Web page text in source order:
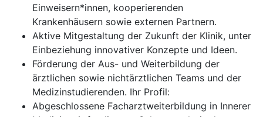
Einweisern*innen, kooperierenden
Krankenhäusern sowie externen Partnern.
Aktive Mitgestaltung der Zukunft der Klinik, unter
Einbeziehung innovativer Konzepte und Ideen.
Förderung der Aus- und Weiterbildung der
ärztlichen sowie nichtärztlichen Teams und der
Medizinstudierenden. Ihr Profil:
Abgeschlossene Facharztweiterbildung in Innerer